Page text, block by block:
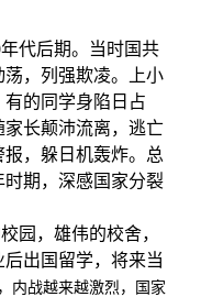
代后期。当时国共
，列强欺凌。上小
的同学身陷日占
家长颠沛流离，逃亡
，躲日机轰炸。总
期，深感国家分裂
园，雄伟的校舍，
出国留学，将来当
内战越来越激烈，国家